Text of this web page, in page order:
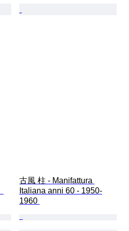
古風 柱 - Manifattura
Italiana anni 60 - 1950-
1960